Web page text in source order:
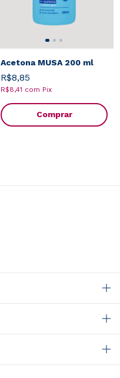
Acetona MUSA 200 ml
R$8,85
R$8,41 com Pix
Comprar